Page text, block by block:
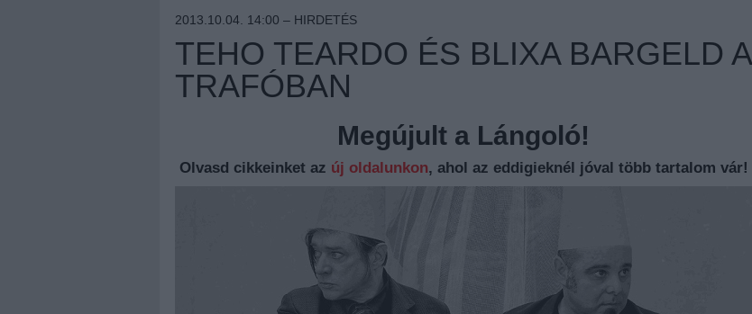
2013.10.04. 14:00 – HIRDETÉS
TEHO TEARDO ÉS BLIXA BARGELD A
TRAFÓBAN
Megújult a Lángoló!
Olvasd cikkeinket az új oldalunkon, ahol az eddigieknél jóval több tartalom vár!